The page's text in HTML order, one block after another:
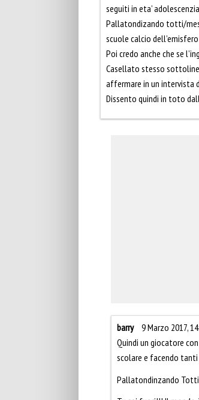
seguiti in eta’
Pallatondizando totti/
scuole calcio
Poi credo anche che se
Casellato stesso
affermare in un intervista
Dissento quindi in toto
barry
9 Marzo 2017,
Quindi un giocatore
scolare e facendo
Pallatondinzando